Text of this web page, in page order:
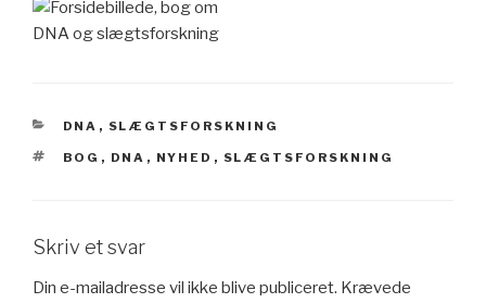
KATEGORIER
DNA , SLÆGTSFORSKNING
TAGS
BOG , DNA , NYHED , SLÆGTSFORSKNING
Skriv et svar
Din e-mailadresse vil ikke blive publiceret. Krævede